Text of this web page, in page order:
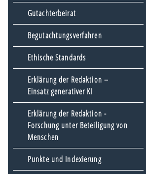
Gutachterbeirat
Begutachtungsverfahren
Ethische Standards
Erklärung der Redaktion –
Einsatz generativer KI
Erklärung der Redaktion -
Forschung unter Beteiligung von
Menschen
Punkte und Indexierung